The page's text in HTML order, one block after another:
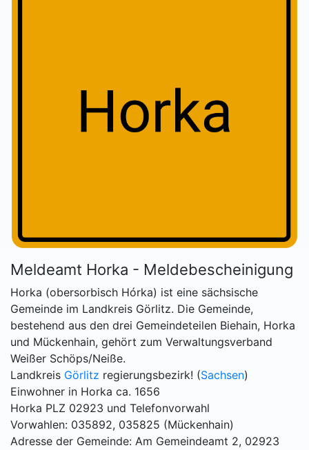
Meldeamt Horka - Meldebescheinigung
Horka (obersorbisch Hórka) ist eine sächsische
Gemeinde im Landkreis Görlitz. Die Gemeinde,
bestehend aus den drei Gemeindeteilen Biehain, Horka
und Mückenhain, gehört zum Verwaltungsverband
Weißer Schöps/Neiße.
Landkreis Görlitz regierungsbezirk! (Sachsen)
Einwohner in Horka ca. 1656
Horka PLZ 02923 und Telefonvorwahl
Vorwahlen: 035892, 035825 (Mückenhain)
Adresse der Gemeinde: Am Gemeindeamt 2, 02923